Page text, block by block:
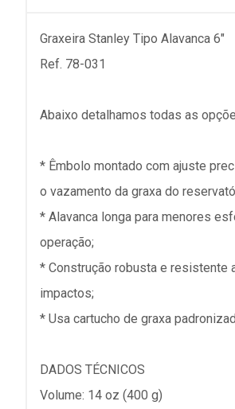
Graxeira Stanley Tipo Alavanca 6"
Ref. 78-031
Abaixo detalhamos todas as
* Êmbolo montado com ajuste
o vazamento da graxa do
* Alavanca longa para menores
operação;
* Construção robusta e resistente
impactos;
* Usa cartucho de graxa
DADOS TÉCNICOS
Volume: 14 oz (400 g)